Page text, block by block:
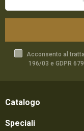
Acconsento al
196/03 e GDPR
Catalogo
Speciali